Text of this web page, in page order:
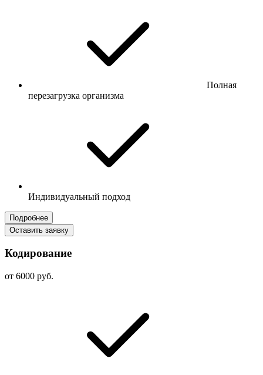
Полная
перезагрузка организма
Индивидуальный подход
Подробнее
Оставить заявку
Кодирование
от 6000 руб.